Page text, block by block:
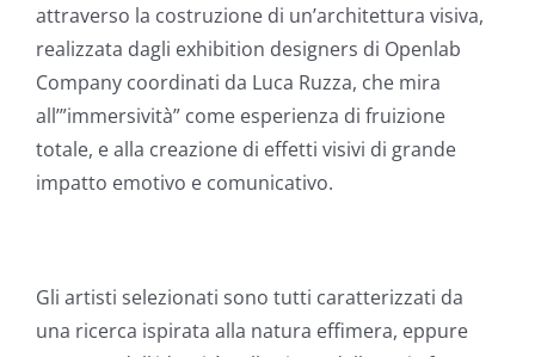
attraverso la costruzione di un’architettura visiva,
realizzata dagli exhibition designers di Openlab
Company coordinati da Luca Ruzza, che mira
all’”immersività” come esperienza di fruizione
totale, e alla creazione di effetti visivi di grande
impatto emotivo e comunicativo.
Gli artisti selezionati sono tutti caratterizzati da
una ricerca ispirata alla natura effimera, eppure